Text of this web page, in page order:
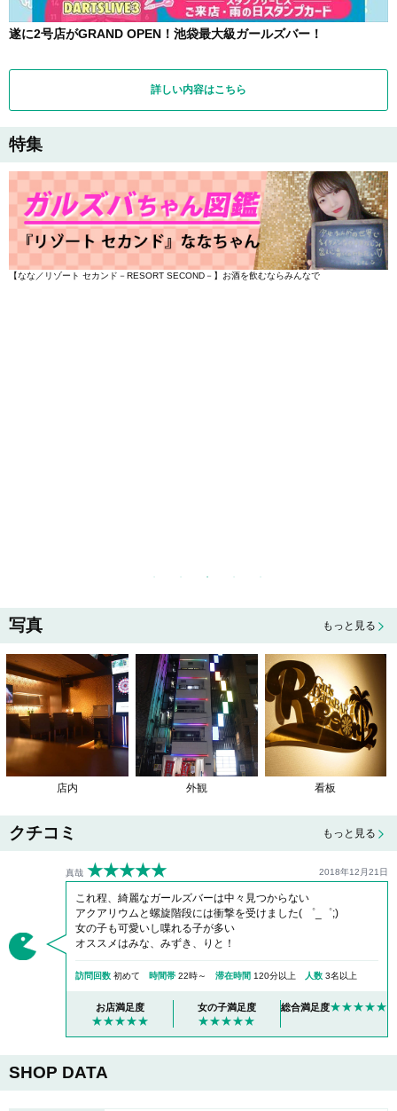
遂に2号店がGRAND OPEN！池袋最大級ガールズバー！
詳しい内容はこちら
特集
【なな／リゾート セカンド－RESORT SECOND－】お酒を飲むならみんなで
写真 もっと見る
店内 外観 看板
クチコミ もっと見る
真哉 ★★★★★ 2018年12月21日
これ程、綺麗なガールズバーは中々見つからない
アクアリウムと螺旋階段には衝撃を受けました( ゜_゜;)
女の子も可愛いし喋れる子が多い
オススメはみな、みずき、りと！
訪問回数 初めて 時間帯 22時～ 滞在時間 120分以上 人数 3名以上
お店満足度
★★★★★
女の子満足度
★★★★★
総合満足度★★★★★
SHOP DATA